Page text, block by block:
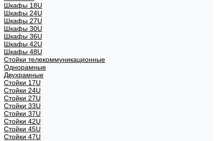
Шкафы 18U
Шкафы 24U
Шкафы 27U
Шкафы 30U
Шкафы 36U
Шкафы 42U
Шкафы 48U
Стойки телекоммуникационные
Однорамные
Двухрамные
Стойки 17U
Стойки 24U
Стойки 27U
Стойки 33U
Стойки 37U
Стойки 42U
Стойки 45U
Стойки 47U